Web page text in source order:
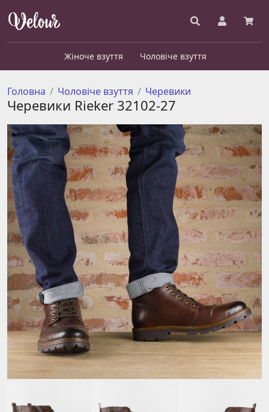
Жіноче взуття Чоловіче взуття
Головна Чоловіче взуття Черевики
Черевики Rieker 32102-27